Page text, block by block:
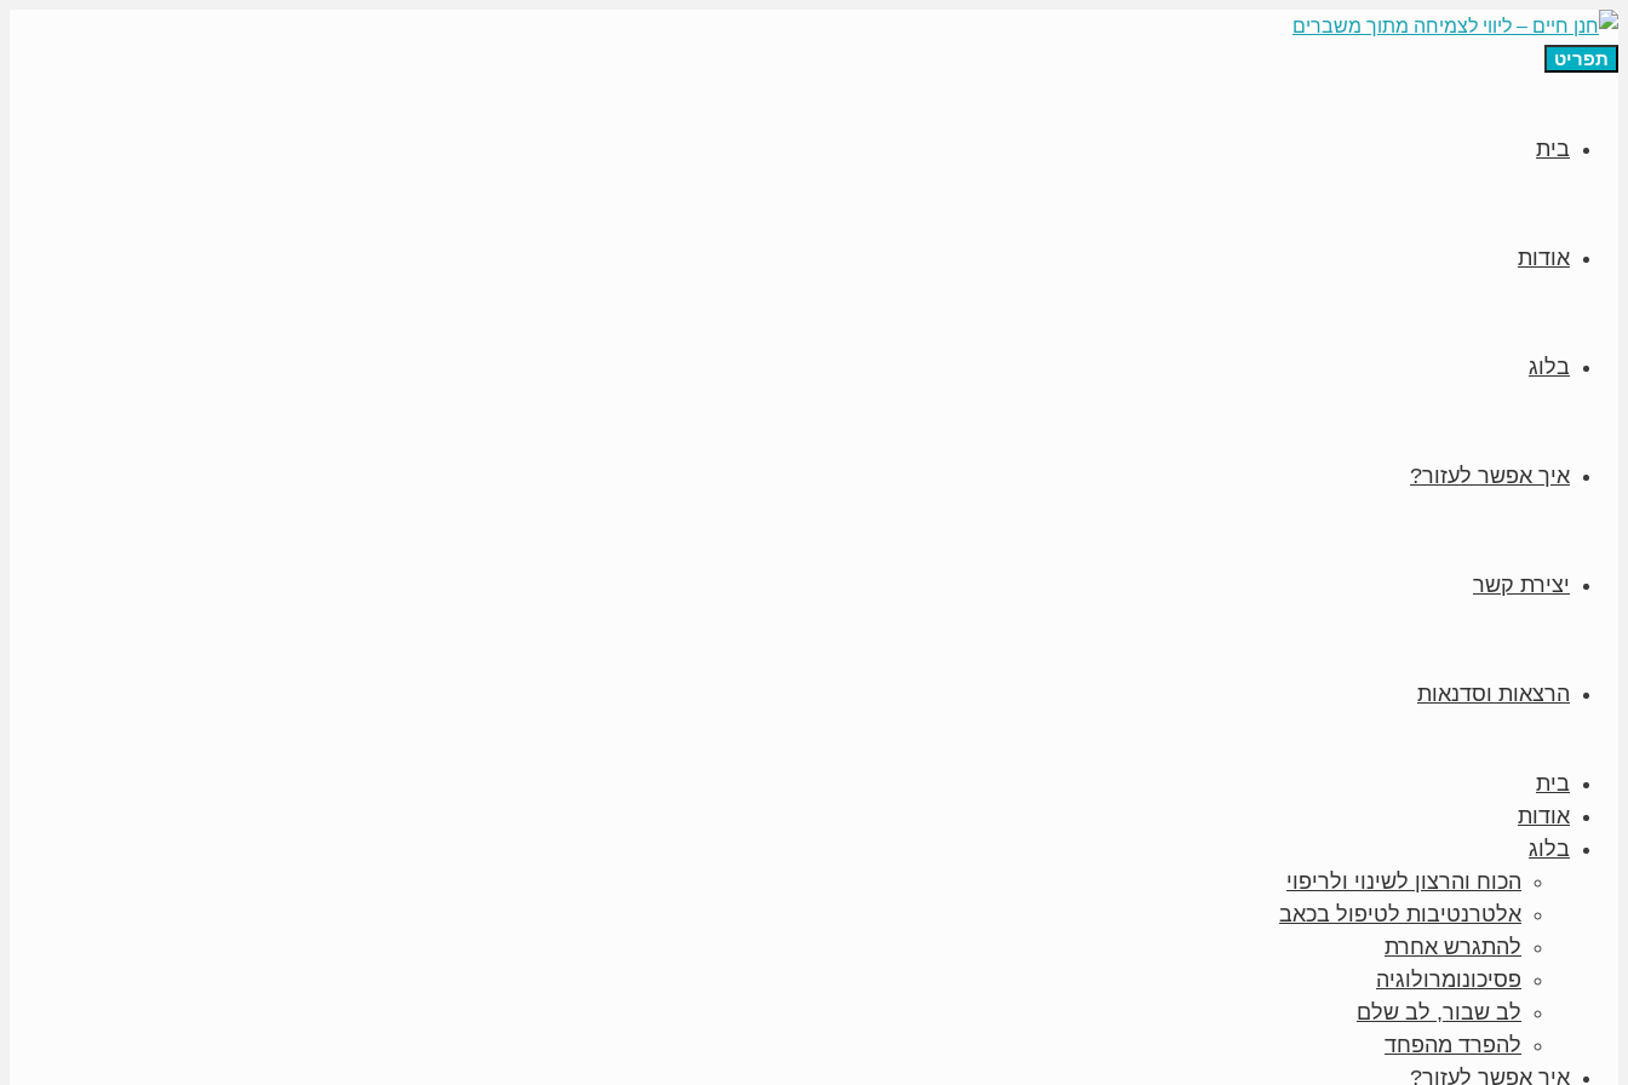
תפריט
בית
אודות
בלוג
איך אפשר לעזור?
יצירת קשר
הרצאות וסדנאות
בית
אודות
בלוג
הכוח והרצון לשינוי ולריפוי
אלטרנטיבות לטיפול בכאב
להתגרש אחרת
פסיכונומרולוגיה
לב שבור, לב שלם
להפרד מהפחד
איך אפשר לעזור?